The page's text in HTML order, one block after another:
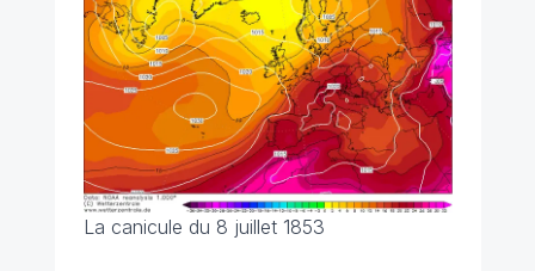
La canicule du 8 juillet 1853